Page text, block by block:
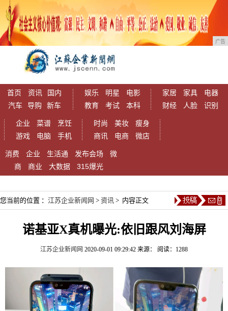
广告
首页 资讯
国内
汽车
导购 新车
娱乐 明星
电影
教育
考试 本科
家居 家具
电器
财经
人脸 识别
企业 菜谱
烹饪
游戏
电脑 手机
时尚 美妆
瘦身
商讯
电商 微店
消费 企业 生活通 发布会场
微
商
商业 大数据 315爆光
您当前的位置 ： 江苏企业新闻网 > 资讯 > 内容正文
诺基亚X真机曝光:依旧跟风刘海屏
江苏企业新闻网 2020-09-01 09:29:42 来源： 阅读：1288